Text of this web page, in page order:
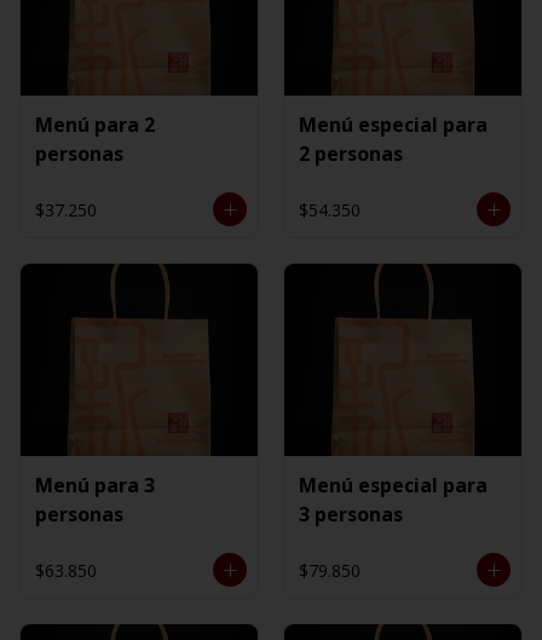
Menú para 2
personas
$37.250
Menú especial para
2 personas
$54.350
Menú para 3
personas
$63.850
Menú especial para
3 personas
$79.850